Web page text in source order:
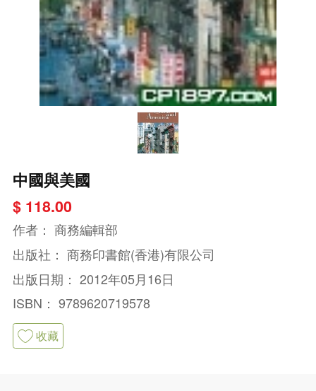
中國與美國
$ 118.00
作者： 商務編輯部
出版社： 商務印書館(香港)有限公司
出版日期： 2012年05月16日
ISBN： 9789620719578
收藏